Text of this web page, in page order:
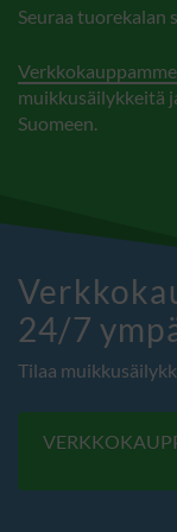
Seuraa tuorekalan
Verkkokauppamme
muikkusäilykkeitä
Suomeen.
24/7
Tilaa